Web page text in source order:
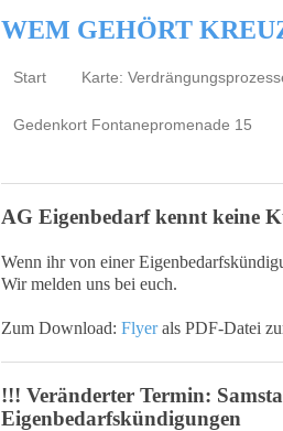
WEM GEHÖRT
Start Karte:
Gedenkort Fontanepromenade 15
AG Eigenbedarf kennt keine
Wenn ihr von einer
Wir melden uns bei euch.
Zum Download: Flyerals PDF-Datei
!!! Veränderter Termin:
Eigenbedarfskündigungen